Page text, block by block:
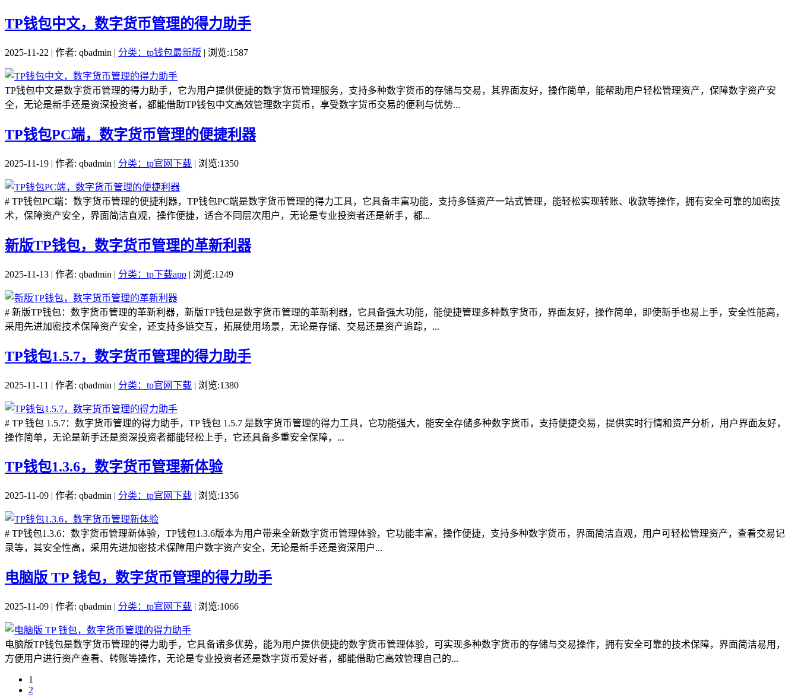
TP钱包中文，数字货币管理的得力助手
2025-11-22 | 作者: qbadmin | 分类：tp钱包最新版 | 浏览:1587
TP钱包中文是数字货币管理的得力助手，它为用户提供便捷的数字货币管理服务，支持多种数字货币的存储与交易，其界面友好，操作简单，能帮助用户轻松管理资产，保障数字资产安
全，无论是新手还是资深投资者，都能借助TP钱包中文高效管理数字货币，享受数字货币交易的便利与优势...
TP钱包PC端，数字货币管理的便捷利器
2025-11-19 | 作者: qbadmin | 分类：tp官网下载 | 浏览:1350
# TP钱包PC端：数字货币管理的便捷利器，TP钱包PC端是数字货币管理的得力工具，它具备丰富功能，支持多链资产一站式管理，能轻松实现转账、收款等操作，拥有安全可靠的加密技
术，保障资产安全，界面简洁直观，操作便捷，适合不同层次用户，无论是专业投资者还是新手，都...
新版TP钱包，数字货币管理的革新利器
2025-11-13 | 作者: qbadmin | 分类：tp下载app | 浏览:1249
# 新版TP钱包：数字货币管理的革新利器，新版TP钱包是数字货币管理的革新利器，它具备强大功能，能便捷管理多种数字货币，界面友好，操作简单，即使新手也易上手，安全性能高，
采用先进加密技术保障资产安全，还支持多链交互，拓展使用场景，无论是存储、交易还是资产追踪，...
TP钱包1.5.7，数字货币管理的得力助手
2025-11-11 | 作者: qbadmin | 分类：tp官网下载 | 浏览:1380
# TP 钱包 1.5.7：数字货币管理的得力助手，TP 钱包 1.5.7 是数字货币管理的得力工具，它功能强大，能安全存储多种数字货币，支持便捷交易，提供实时行情和资产分析，用户界面友好，
操作简单，无论是新手还是资深投资者都能轻松上手，它还具备多重安全保障，...
TP钱包1.3.6，数字货币管理新体验
2025-11-09 | 作者: qbadmin | 分类：tp官网下载 | 浏览:1356
# TP钱包1.3.6：数字货币管理新体验，TP钱包1.3.6版本为用户带来全新数字货币管理体验，它功能丰富，操作便捷，支持多种数字货币，界面简洁直观，用户可轻松管理资产，查看交易记
录等，其安全性高，采用先进加密技术保障用户数字资产安全，无论是新手还是资深用户...
电脑版 TP 钱包，数字货币管理的得力助手
2025-11-09 | 作者: qbadmin | 分类：tp官网下载 | 浏览:1066
电脑版TP钱包是数字货币管理的得力助手，它具备诸多优势，能为用户提供便捷的数字货币管理体验，可实现多种数字货币的存储与交易操作，拥有安全可靠的技术保障，界面简洁易用，
方便用户进行资产查看、转账等操作，无论是专业投资者还是数字货币爱好者，都能借助它高效管理自己的...
1
2